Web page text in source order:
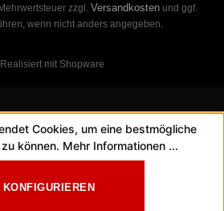
zzgl. Versandkostenund ggf.
wenn nicht anders angegeben.
mit Shopware
Cookies, um eine bestmögliche
können. Mehr Informationen ...
KONFIGURIEREN